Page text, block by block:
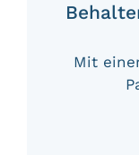
Mit